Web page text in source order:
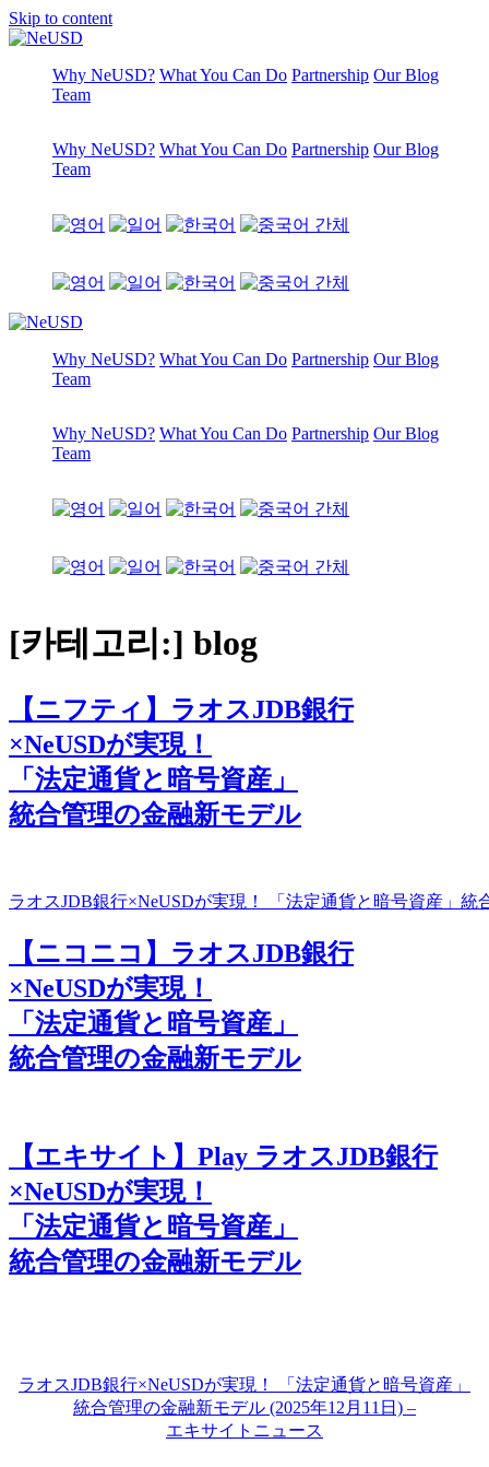
Skip to content
Why NeUSD? What You Can Do Partnership Our Blog
Team
Why NeUSD? What You Can Do Partnership Our Blog
Team
Why NeUSD? What You Can Do Partnership Our Blog
Team
Why NeUSD? What You Can Do Partnership Our Blog
Team
[카테고리:] blog
【ニフティ】ラオスJDB銀行
×NeUSDが実現！
「法定通貨と暗号資産」
統合管理の金融新モデル
ラオスJDB銀行×NeUSDが実現！ 「法定通貨と暗号資産」
【ニコニコ】ラオスJDB銀行
×NeUSDが実現！
「法定通貨と暗号資産」
統合管理の金融新モデル
【エキサイト】Play ラオスJDB銀行
×NeUSDが実現！
「法定通貨と暗号資産」
統合管理の金融新モデル
ラオスJDB銀行×NeUSDが実現！ 「法定通貨と暗号資産」
統合管理の金融新モデル (2025年12月11日) –
エキサイトニュース